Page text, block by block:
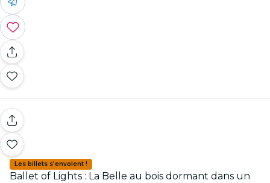
Les billets s'envolent !
Ballet of Lights : La Belle au bois dormant dans un